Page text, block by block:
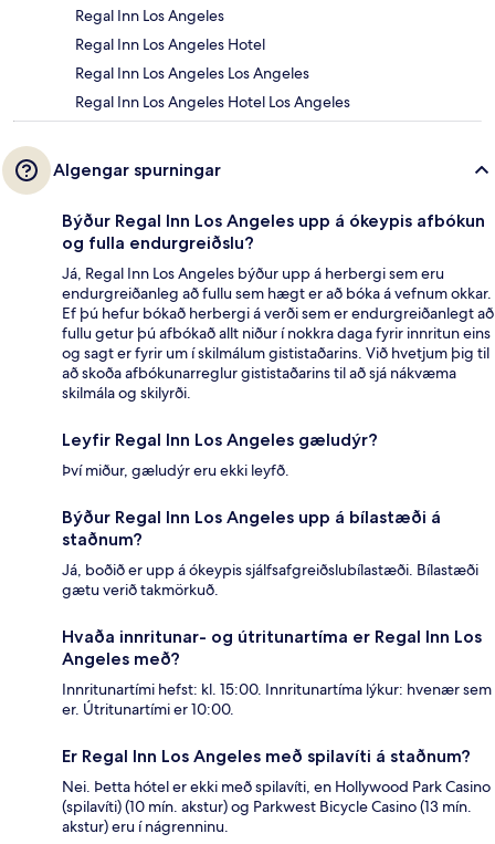
Regal Inn Los Angeles
Regal Inn Los Angeles Hotel
Regal Inn Los Angeles Los Angeles
Regal Inn Los Angeles Hotel Los Angeles
Algengar spurningar
Býður Regal Inn Los Angeles upp á ókeypis afbókun
og fulla endurgreiðslu?
Já, Regal Inn Los Angeles býður upp á herbergi sem eru
endurgreiðanleg að fullu sem hægt er að bóka á vefnum okkar.
Ef þú hefur bókað herbergi á verði sem er endurgreiðanlegt að
fullu getur þú afbókað allt niður í nokkra daga fyrir innritun eins
og sagt er fyrir um í skilmálum gististaðarins. Við hvetjum þig til
að skoða afbókunarreglur gististaðarins til að sjá nákvæma
skilmála og skilyrði.
Leyfir Regal Inn Los Angeles gæludýr?
Því miður, gæludýr eru ekki leyfð.
Býður Regal Inn Los Angeles upp á bílastæði á
staðnum?
Já, boðið er upp á ókeypis sjálfsafgreiðslubílastæði. Bílastæði
gætu verið takmörkuð.
Hvaða innritunar- og útritunartíma er Regal Inn Los
Angeles með?
Innritunartími hefst: kl. 15:00. Innritunartíma lýkur: hvenær sem
er. Útritunartími er 10:00.
Er Regal Inn Los Angeles með spilavíti á staðnum?
Nei. Þetta hótel er ekki með spilavíti, en Hollywood Park Casino
(spilavíti) (10 mín. akstur) og Parkwest Bicycle Casino (13 mín.
akstur) eru í nágrenninu.